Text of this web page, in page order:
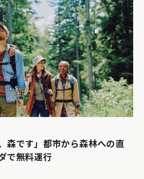
森です」都市から森林への直
で無料運行